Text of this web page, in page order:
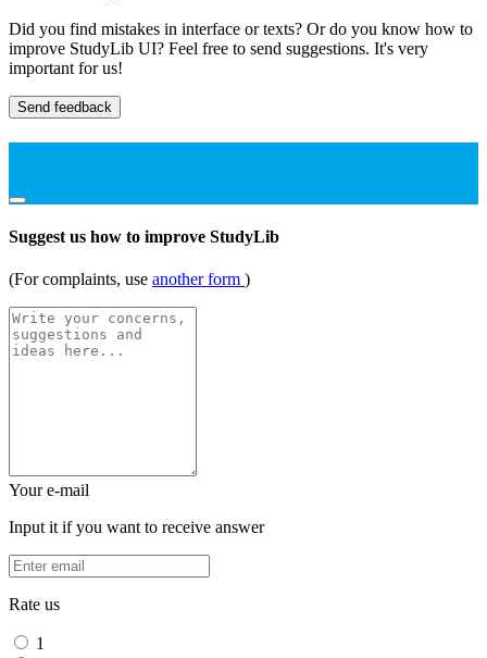
Did you find mistakes in interface or texts? Or do you know how to
improve StudyLib UI? Feel free to send suggestions. It's very
important for us!
Send feedback
Suggest us how to improve StudyLib
(For complaints, use another form )
Your e-mail
Input it if you want to receive answer
Rate us
1